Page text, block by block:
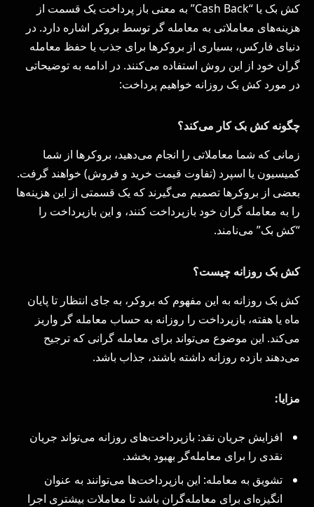
کش بک یا “Cash Back” به معنی باز پرداخت یک قسمت از
هزینه‌های معاملاتی به معامله‌ گر توسط بروکر اشاره دارد. در
دنیای فارکس، بسیاری از بروکرها برای جذب یا حفظ معامله‌
گران خود از این روش استفاده می‌کنند. در ادامه به توضیحاتی
در مورد کش بک روزانه خواهیم پرداخت:
چگونه کش بک کار می‌کند؟
زمانی که شما معاملاتی را انجام می‌دهید، بروکرها از شما
کمیسیون یا اسپرد (تفاوت قیمت خرید و فروش) خواهند گرفت.
بعضی از بروکرها تصمیم می‌گیرند که یک قسمتی از این هزینه‌ها
را به معامله‌ گران خود بازپرداخت کنند، و این بازپرداخت را
“کش بک” می‌نامند.
کش بک روزانه چیست؟
کش بک روزانه به این مفهوم که بروکر، به جای انتظار تا پایان
ماه یا هفته، بازپرداخت را روزانه به حساب معامله‌ گر واریز
می‌کند. این موضوع می‌تواند برای معامله‌ گرانی که ترجیح
می‌دهند بازده روزانه داشته باشند، جذاب باشد.
مزایا:
افزایش جریان نقد: بازپرداخت‌های روزانه می‌تواند جریان
نقدی را برای معامله‌گر بهبود بخشد.
تشویق به معامله: این بازپرداخت‌ها می‌توانند به عنوان
انگیزه‌ای برای معامله‌گران باشد تا معاملات بیشتری اجرا